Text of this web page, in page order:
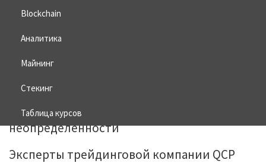
Blockchain
Аналитика
Майнинг
Стекинг
Таблица курсов
состояние неопределенности
Эксперты трейдинговой компании QCP